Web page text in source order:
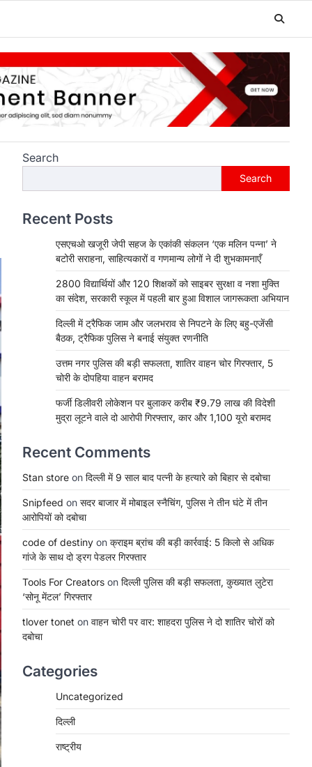
Search
Search
Recent Posts
एसएचओ खजूरी जेपी सहज के एकांकी संकलन ‘एक मलिन पन्ना’ ने
बटोरी सराहना, साहित्यकारों व गणमान्य लोगों ने दी शुभकामनाएँ
2800 विद्यार्थियों और 120 शिक्षकों को साइबर सुरक्षा व नशा मुक्ति
का संदेश, सरकारी स्कूल में पहली बार हुआ विशाल जागरूकता अभियान
दिल्ली में ट्रैफिक जाम और जलभराव से निपटने के लिए बहु-एजेंसी
बैठक, ट्रैफिक पुलिस ने बनाई संयुक्त रणनीति
उत्तम नगर पुलिस की बड़ी सफलता, शातिर वाहन चोर गिरफ्तार, 5
चोरी के दोपहिया वाहन बरामद
फर्जी डिलीवरी लोकेशन पर बुलाकर करीब ₹9.79 लाख की विदेशी
मुद्रा लूटने वाले दो आरोपी गिरफ्तार, कार और 1,100 यूरो बरामद
Recent Comments
Stan store on दिल्ली में 9 साल बाद पत्नी के हत्यारे को बिहार से दबोचा
Snipfeed on सदर बाजार में मोबाइल स्नैचिंग, पुलिस ने तीन घंटे में तीन
आरोपियों को दबोचा
code of destiny on क्राइम ब्रांच की बड़ी कार्रवाई: 5 किलो से अधिक
गांजे के साथ दो ड्रग पेडलर गिरफ्तार
Tools For Creators on दिल्ली पुलिस की बड़ी सफलता, कुख्यात लुटेरा
‘सोनू मेंटल’ गिरफ्तार
tlover tonet on वाहन चोरी पर वार: शाहदरा पुलिस ने दो शातिर चोरों को
दबोचा
Categories
Uncategorized
दिल्ली
राष्ट्रीय